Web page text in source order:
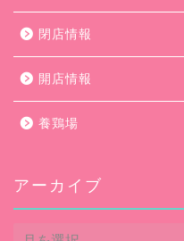
閉店情報
開店情報
養鶏場
アーカイブ
ア